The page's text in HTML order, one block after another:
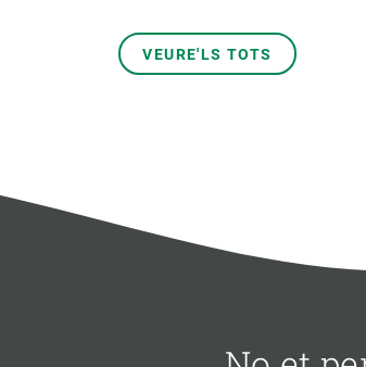
VEURE'LS TOTS